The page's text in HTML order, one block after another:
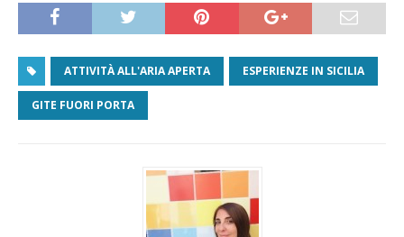
ATTIVITÀ ALL'ARIA APERTA ESPERIENZE IN SICILIA
GITE FUORI PORTA